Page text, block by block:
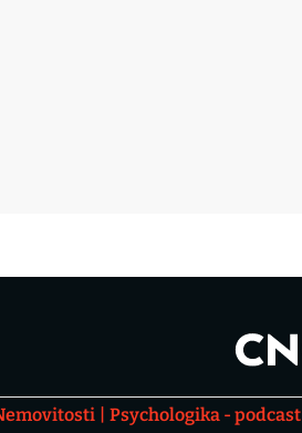
Psychologika - podcast